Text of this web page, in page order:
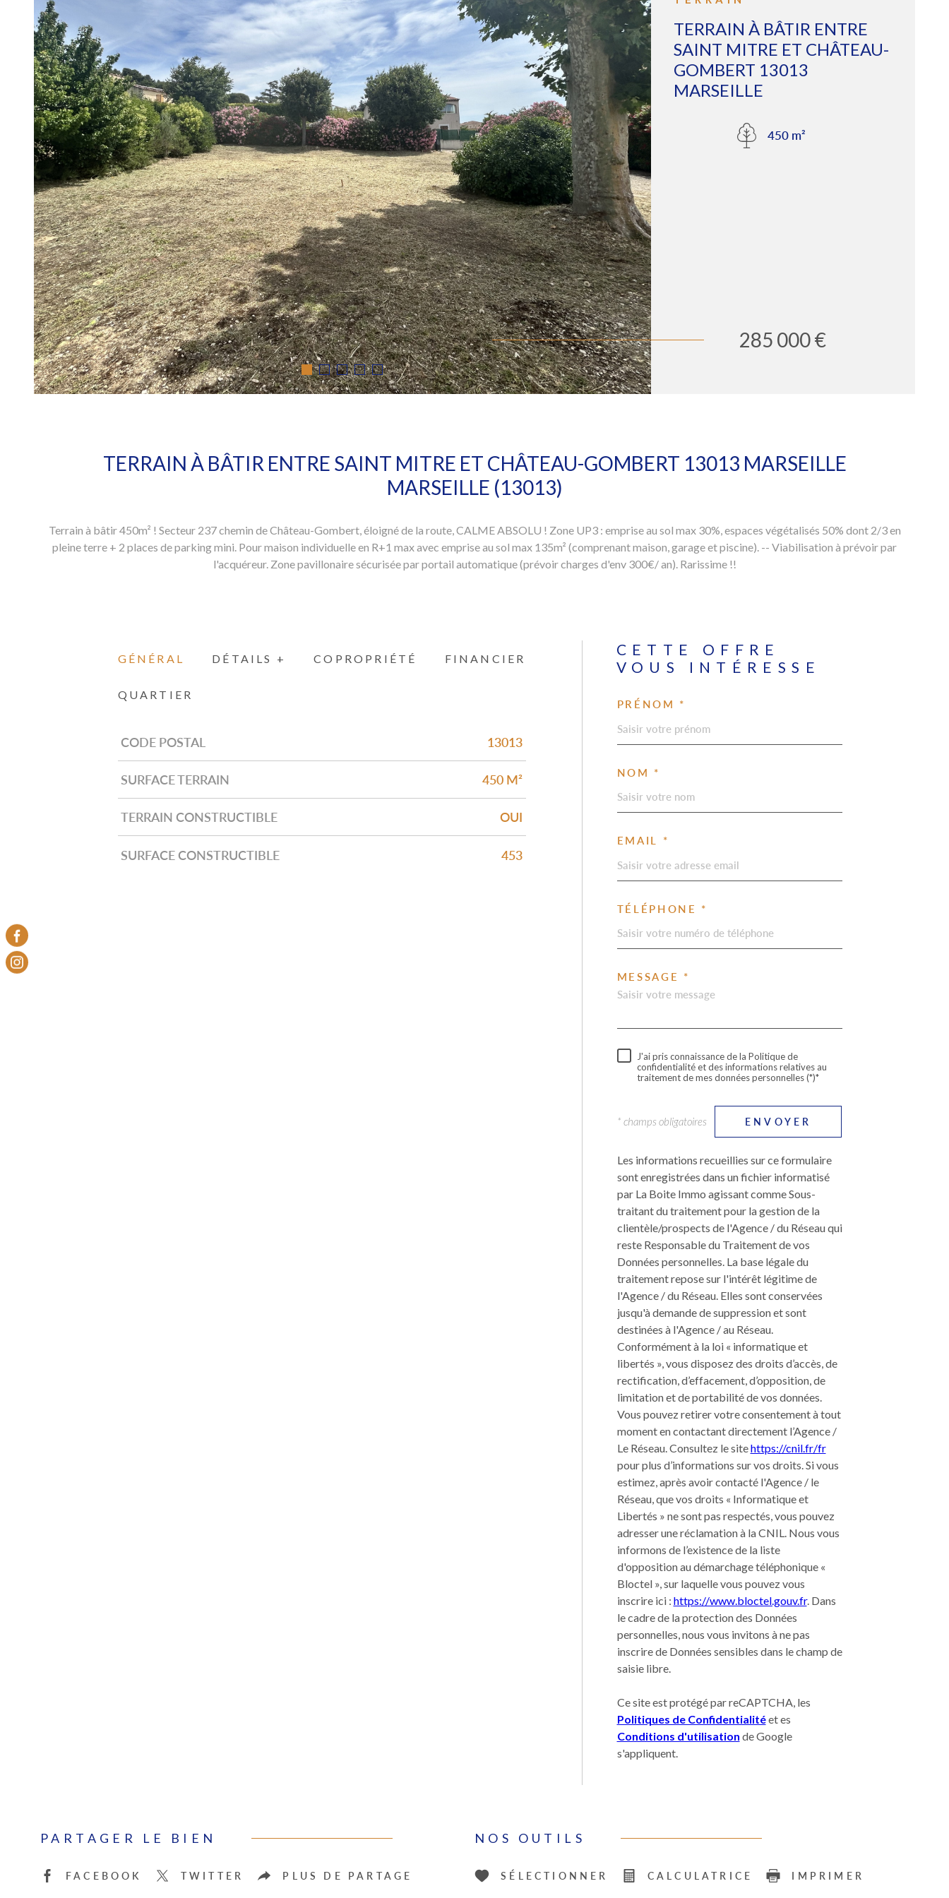
GÉRER
TERRAIN À BÂTIR ENTRE
SAINT MITRE ET CHÂTEAU-
GOMBERT 13013
MARSEILLE
450 m²
285 000 €
TERRAIN À BÂTIR ENTRE SAINT MITRE ET CHÂTEAU-GOMBERT 13013 MARSEILLE
MARSEILLE (13013)
Terrain à bâtir 450m² ! Secteur 237 chemin de Château-Gombert, éloigné de la route, CALME ABSOLU ! Zone UP3 : emprise au sol max 30%, espaces végétalisés 50% dont 2/3 en
pleine terre + 2 places de parking mini. Pour maison individuelle en R+1 max avec emprise au sol max 135m² (comprenant maison, garage et piscine). -- Viabilisation à prévoir par
l'acquéreur. Zone pavillonaire sécurisée par portail automatique (prévoir charges d'env 300€/ an). Rarissime !!
GÉNÉRAL DÉTAILS + COPROPRIÉTÉ FINANCIER
QUARTIER
Caractérisque Valeurs
CODE POSTAL 13013
SURFACE TERRAIN 450 M²
TERRAIN CONSTRUCTIBLE OUI
SURFACE CONSTRUCTIBLE 453
CETTE OFFRE
VOUS INTÉRESSE
PRÉNOM *
NOM *
EMAIL *
TÉLÉPHONE *
MESSAGE *
J'ai pris connaissance de la Politique de
confidentialité et des informations relatives au
traitement de mes données personnelles (*)*
* champs obligatoires ENVOYER
Les informations recueillies sur ce formulaire
sont enregistrées dans un fichier informatisé
par La Boite Immo agissant comme Sous-
traitant du traitement pour la gestion de la
clientèle/prospects de l'Agence / du Réseau qui
reste Responsable du Traitement de vos
Données personnelles. La base légale du
traitement repose sur l'intérêt légitime de
l'Agence / du Réseau. Elles sont conservées
jusqu'à demande de suppression et sont
destinées à l'Agence / au Réseau.
Conformément à la loi « informatique et
libertés », vous disposez des droits d’accès, de
rectification, d’effacement, d’opposition, de
limitation et de portabilité de vos données.
Vous pouvez retirer votre consentement à tout
moment en contactant directement l’Agence /
Le Réseau. Consultez le sitehttps://cnil.fr/fr
pour plus d’informations sur vos droits. Si vous
estimez, après avoir contacté l'Agence / le
Réseau, que vos droits « Informatique et
Libertés » ne sont pas respectés, vous pouvez
adresser une réclamation à la CNIL. Nous vous
informons de l’existence de la liste
d'opposition au démarchage téléphonique «
Bloctel », sur laquelle vous pouvez vous
inscrire ici : https://www.bloctel.gouv.fr. Dans
le cadre de la protection des Données
personnelles, nous vous invitons à ne pas
inscrire de Données sensibles dans le champ de
saisie libre.
Ce site est protégé par reCAPTCHA, les
Politiques de Confidentialitéet es
Conditions d'utilisation de Google
s'appliquent.
PARTAGER LE BIEN
FACEBOOK TWITTER PLUS DE PARTAGE
NOS OUTILS
SÉLECTIONNER CALCULATRICE IMPRIMER